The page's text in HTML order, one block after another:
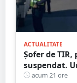
ACTUALITATE
Șofer de
suspendat.
la Petea
acum 21 ore